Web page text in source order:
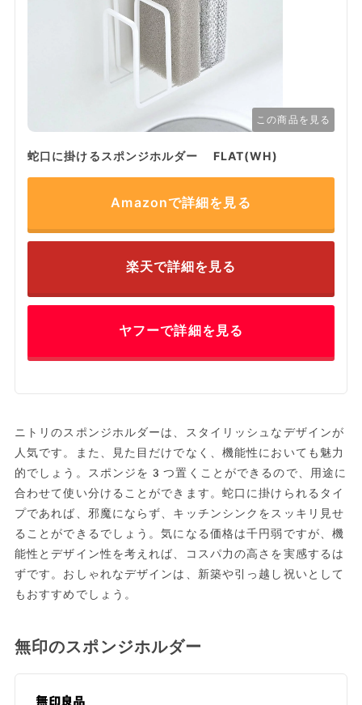
この商品を見る
蛇口に掛けるスポンジホルダー FLAT(WH)
Amazonで詳細を見る
楽天で詳細を見る
ヤフーで詳細を見る
ニトリのスポンジホルダーは、スタイリッシュなデザインが
人気です。また、見た目だけでなく、機能性においても魅力
的でしょう。スポンジを3つ置くことができるので、用途に
合わせて使い分けることができます。蛇口に掛けられるタイ
プであれば、邪魔にならず、キッチンシンクをスッキリ見せ
ることができるでしょう。気になる価格は千円弱ですが、機
能性とデザイン性を考えれば、コスパ力の高さを実感するは
ずです。おしゃれなデザインは、新築や引っ越し祝いとして
もおすすめでしょう。
無印のスポンジホルダー